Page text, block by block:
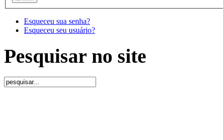
Esqueceu sua senha?
Esqueceu seu usuário?
Pesquisar no site